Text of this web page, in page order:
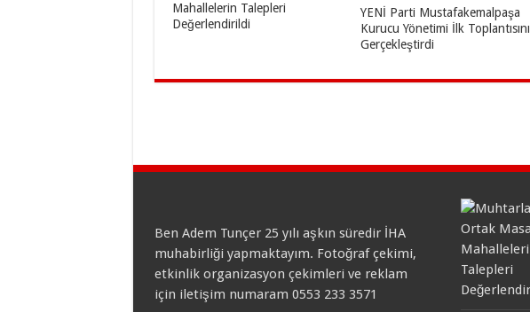
Mahallelerin Talepleri
Değerlendirildi
YENİ Parti Mustafakemalpaşa
Kurucu Yönetimi İlk Toplantısını
Gerçekleştirdi
Ben Adem Tunçer 25 yılı aşkın süredir İHA
muhabirliği yapmaktayım. Fotoğraf çekimi,
etkinlik organizasyon çekimleri ve reklam
için iletişim numaram 0553 233 3571